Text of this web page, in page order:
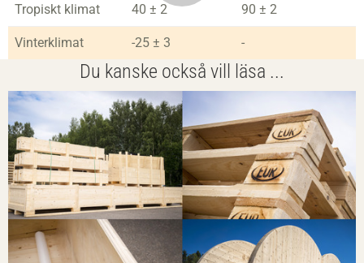
Tropiskt klimat 40 ± 2 90 ± 2
Vinterklimat -25 ± 3 -
Du kanske också vill läsa ...